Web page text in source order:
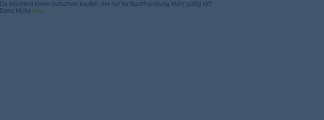
Du möchtest einen Gutschein kaufen, der nur für Buchhandlung Mahr gültig ist?
Dann klicke hier.